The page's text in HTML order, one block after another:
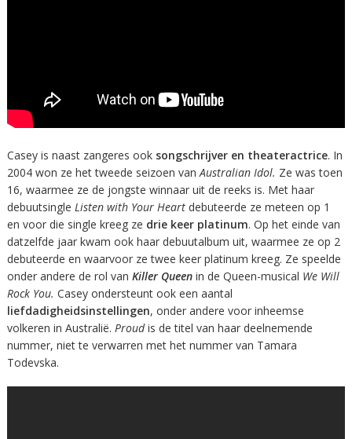
Casey is naast zangeres ook songschrijver en theateractrice. In
2004 won ze het tweede seizoen vanAustralian Idol. Ze was toen
16, waarmee ze de jongste winnaar uit de reeks is. Met haar
debuutsingle Listen with Your Heartdebuteerde ze meteen op 1
en voor die single kreeg ze drie keer platinum. Op het einde van
datzelfde jaar kwam ook haar debuutalbum uit, waarmee ze op 2
debuteerde en waarvoor ze twee keer platinum kreeg. Ze speelde
onder andere de rol van Killer Queenin de Queen-musical We Will
Rock You. Casey ondersteunt ook een aantal
liefdadigheidsinstellingen, onder andere voor inheemse
volkeren in Australië. Proudis de titel van haar deelnemende
nummer, niet te verwarren met het nummer van Tamara
Todevska.